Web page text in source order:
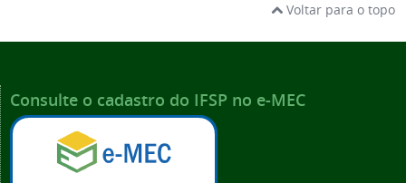
Voltar para o topo
Consulte o cadastro do IFSP no e-MEC